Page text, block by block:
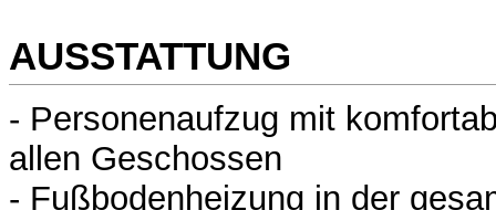
AUSSTATTUNG
- Personenaufzug mit
allen Geschossen
- Fußbodenheizung in der